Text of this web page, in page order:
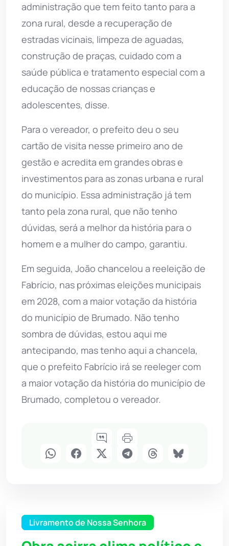
administração que tem feito tanto para a
zona rural, desde a recuperação de
estradas vicinais, limpeza de aguadas,
construção de praças, cuidado com a
saúde pública e tratamento especial com a
educação de nossas crianças e
adolescentes, disse.
Para o vereador, o prefeito deu o seu
cartão de visita nesse primeiro ano de
gestão e acredita em grandes obras e
investimentos para as zonas urbana e rural
do município. Essa administração já tem
tanto pela zona rural, que não tenho
dúvidas, será a melhor da história para o
homem e a mulher do campo, garantiu.
Em seguida, João chancelou a reeleição de
Fabrício, nas próximas eleições municipais
em 2028, com a maior votação da história
do município de Brumado. Não tenho
sombra de dúvidas, estou aqui me
antecipando, mas tenho aqui a chancela,
que o prefeito Fabrício irá se reeleger com
a maior votação da história do município de
Brumado, completou o vereador.
Livramento de Nossa Senhora